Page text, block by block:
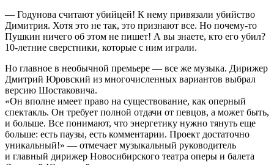
— Годунова считают убийцей! К нему привязали убийство
Димитрия. Хотя это не так, это признают все. Но почему-то
Пушкин ничего об этом не пишет! А вы знаете, кто его убил?
10-летние сверстники, которые с ним играли.
Но главное в необычной премьере — все же музыка. Дирижер
Дмитрий Юровский из многочисленных вариантов выбрал
версию Шостаковича.
«Он вполне имеет право на существование, как оперный
спектакль. Он требует полной отдачи от певцов, а может быть,
и больше. Все понимают, что энергетику нужно тянуть еще
больше: есть паузы, есть комментарии. Проект достаточно
уникальный!» — отмечает музыкальный руководитель
и главный дирижер Новосибирского театра оперы и балета